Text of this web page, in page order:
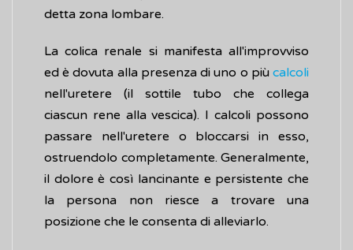
detta zona lombare.
La colica renale si manifesta all'improvviso
ed è dovuta alla presenza di uno o più calcoli
nell'uretere (il sottile tubo che collega
ciascun rene alla vescica). I calcoli possono
passare nell'uretere o bloccarsi in esso,
ostruendolo completamente. Generalmente,
il dolore è così lancinante e persistente che
la persona non riesce a trovare una
posizione che le consenta di alleviarlo.